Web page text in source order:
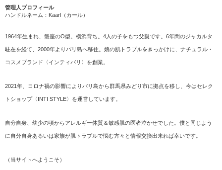
管理人プロフィール
ハンドルネーム：Kaarl（カール）
1964年生まれ、蟹座のO型。横浜育ち。4人の子をもつ父親です。6年間のジャカルタ
駐在を経て、2000年よりバリ島へ移住。娘の肌トラブルをきっかけに、ナチュラル・
コスメブランド〈インティバリ〉を創業。
2021年、コロナ禍の影響によりバリ島から群馬県みどり市に拠点を移し、今はセレク
トショップ〈INTI STYLE〉を運営しています。
自分自身、幼少の頃からアレルギー体質＆敏感肌の医者泣かせでした。僕と同じよう
に自分自身あるいは家族が肌トラブルで悩む方々と情報交換出来れば幸いです。
（ 当サイトへようこそ ）